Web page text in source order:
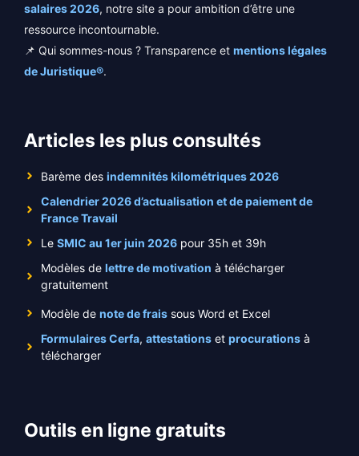
salaires 2026, notre site a pour ambition d’être une
ressource incontournable.
📌 Qui sommes-nous ? Transparence et mentions légales
de Juristique®.
Articles les plus consultés
Barème des indemnités kilométriques 2026
Calendrier 2026 d’actualisation et de paiement de
France Travail
Le SMIC au 1er juin 2026 pour 35h et 39h
Modèles de lettre de motivation à télécharger
gratuitement
Modèle de note de frais sous Word et Excel
Formulaires Cerfa, attestations et procurations à
télécharger
Outils en ligne gratuits